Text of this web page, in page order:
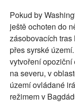
Pokud by
ještě ochoten do
zásobovacích
přes syrské
vytvoření
na severu, v
území ovládané
režimem v